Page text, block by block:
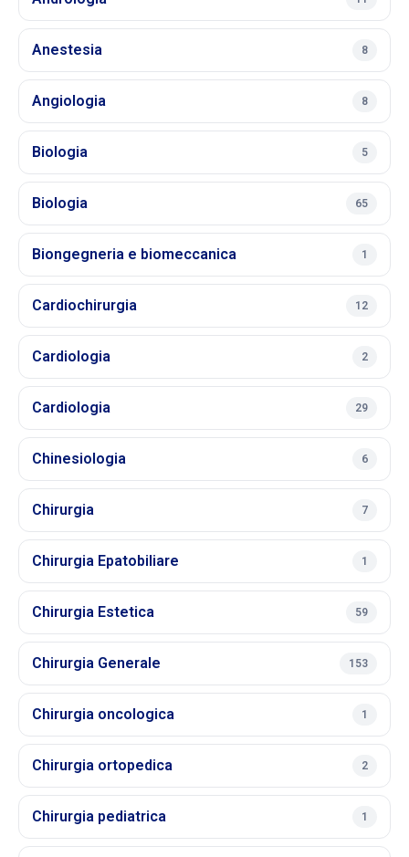
Anestesia 8
Angiologia 8
Biologia 5
Biologia 65
Biongegneria e biomeccanica 1
Cardiochirurgia 12
Cardiologia 2
Cardiologia 29
Chinesiologia 6
Chirurgia 7
Chirurgia Epatobiliare 1
Chirurgia Estetica 59
Chirurgia Generale 153
Chirurgia oncologica 1
Chirurgia ortopedica 2
Chirurgia pediatrica 1